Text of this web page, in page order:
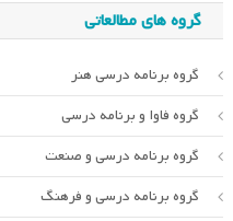
گروه های مطالعاتی
گروه برنامه درسی هنر
گروه فاوا و برنامه درسی
گروه برنامه درسی و صنعت
گروه برنامه درسی و فرهنگ